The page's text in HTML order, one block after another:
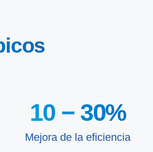
10 − 30%
Mejora de la eficiencia